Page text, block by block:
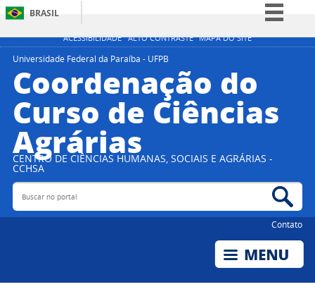
ACESSIBILIDADE ALTO CONTRASTE MAPA DO SITE
BRASIL
Simplifique!
Participe
Acesso à informação
Legislação
Universidade Federal da Paraíba - UFPB
Coordenação do
Curso de Ciências
Agrárias
CENTRO DE CIÊNCIAS HUMANAS, SOCIAIS E AGRÁRIAS -
CCHSA
Buscar no portal
Contato